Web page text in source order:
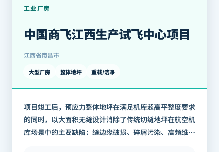
工业厂房
中国商飞江西生产试飞中心项目
江西省南昌市
大型厂房 整体地坪 重载/洁净
项目竣工后，预应力整体地坪在满足机库超高平整度要求
的同时，以大面积无缝设计消除了传统切缝地坪在航空机
库场景中的主要缺陷：缝边缘破损、碎屑污染、高频维